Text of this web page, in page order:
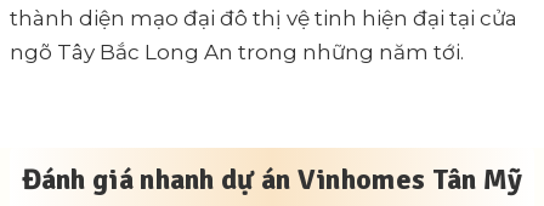
thành diện mạo đại đô thị vệ tinh hiện đại tại cửa
ngõ Tây Bắc Long An trong những năm tới.
Đánh giá nhanh dự án Vinhomes Tân Mỹ